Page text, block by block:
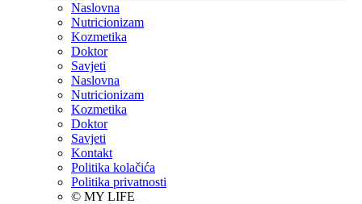
Naslovna
Nutricionizam
Kozmetika
Doktor
Savjeti
Naslovna
Nutricionizam
Kozmetika
Doktor
Savjeti
Kontakt
Politika kolačića
Politika privatnosti
© MY LIFE